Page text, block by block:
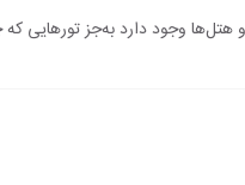
هتل‌ها وجود دارد به‌جز تورهایی که